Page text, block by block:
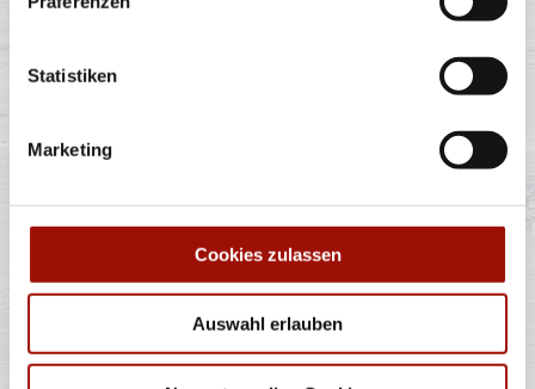
Statistiken
Marketing
Cookies zulassen
Auswahl erlauben
Siziliana Dip (aus Tomatencreme
Alle Preise in €. Alle Preise inkl. gesetzl. MwSt. Alle Angaben zu
Angaben und können durch die Zubereitung geringfügig variieren.